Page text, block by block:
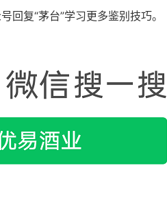
回复“茅台”学习更多鉴别技巧。